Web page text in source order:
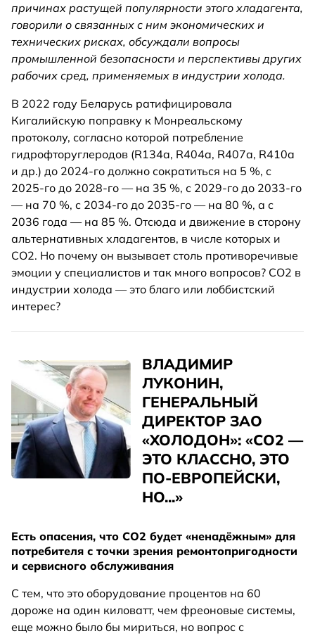
причинах растущей популярности этого хладагента,
говорили о связанных с ним экономических и
технических рисках, обсуждали вопросы
промышленной безопасности и перспективы других
рабочих сред, применяемых в индустрии холода.
В 2022 году Беларусь ратифицировала
Кигалийскую поправку к Монреальскому
протоколу, согласно которой потребление
гидрофторуглеродов (R134a, R404a, R407a, R410a
и др.) до 2024-го должно сократиться на 5 %, с
2025-го до 2028-го — на 35 %, с 2029-го до 2033-го
— на 70 %, с 2034-го до 2035-го — на 80 %, а с
2036 года — на 85 %. Отсюда и движение в сторону
альтернативных хладагентов, в числе которых и
СО2. Но почему он вызывает столь противоречивые
эмоции у специалистов и так много вопросов? СО2 в
индустрии холода — это благо или лоббистский
интерес?
ВЛАДИМИР
ЛУКОНИН,
ГЕНЕРАЛЬНЫЙ
ДИРЕКТОР ЗАО
«ХОЛОДОН»: «СО2 —
ЭТО КЛАССНО, ЭТО
ПО-ЕВРОПЕЙСКИ,
НО...»
Есть опасения, что СО2 будет «ненадёжным» для
потребителя с точки зрения ремонтопригодности
и сервисного обслуживания
С тем, что это оборудование процентов на 60
дороже на один киловатт, чем фреоновые системы,
еще можно было бы мириться, но вопрос с